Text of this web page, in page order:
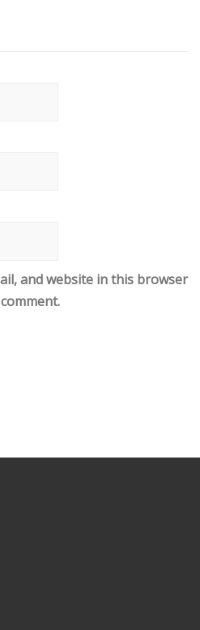
and website in this browser